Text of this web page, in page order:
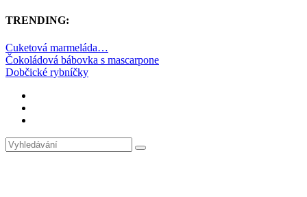
TRENDING:
Cuketová marmeláda…
Čokoládová bábovka s mascarpone
Dobčické rybníčky